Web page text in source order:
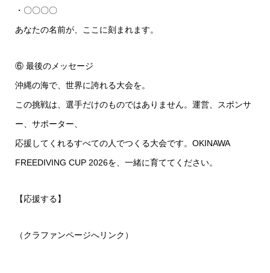
・〇〇〇〇
あなたの名前が、ここに刻まれます。
⑥ 最後のメッセージ
沖縄の海で、世界に誇れる大会を。
この挑戦は、選手だけのものではありません。運営、スポンサ
ー、サポーター、
応援してくれるすべての人でつくる大会です。OKINAWA
FREEDIVING CUP 2026を、一緒に育ててください。
【応援する】
（クラファンページへリンク）